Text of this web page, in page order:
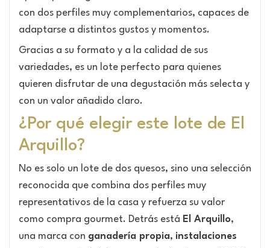
con dos perfiles muy complementarios, capaces de
adaptarse a distintos gustos y momentos.
Gracias a su formato y a la calidad de sus
variedades, es un lote perfecto para quienes
quieren disfrutar de una degustación más selecta y
con un valor añadido claro.
¿Por qué elegir este lote de El
Arquillo?
No es solo un lote de dos quesos, sino una selección
reconocida que combina dos perfiles muy
representativos de la casa y refuerza su valor
como compra gourmet. Detrás está El Arquillo,
una marca con ganadería propia, instalaciones